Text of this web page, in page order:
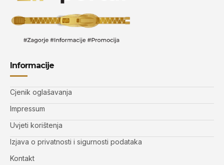
Informacije
Cjenik oglašavanja
Impressum
Uvjeti korištenja
Izjava o privatnosti i sigurnosti podataka
Kontakt